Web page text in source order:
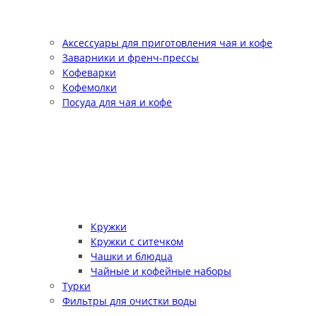
Аксессуары для приготовления чая и кофе
Заварники и френч-прессы
Кофеварки
Кофемолки
Посуда для чая и кофе
Кружки
Кружки с ситечком
Чашки и блюдца
Чайные и кофейные наборы
Турки
Фильтры для очистки воды